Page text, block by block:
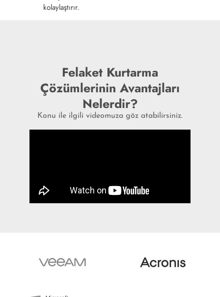
kolaylaştırır.
Felaket Kurtarma
Çözümlerinin Avantajları
Nelerdir?
Konu ile ilgili videomuza göz atabilirsiniz.